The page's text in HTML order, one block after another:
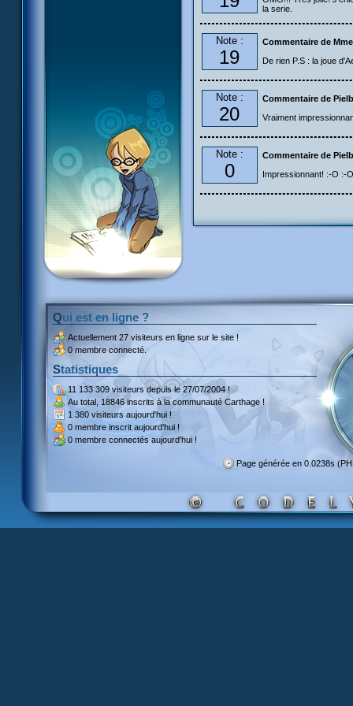
la serie.
Note :
19
Commentaire de
De rien P.S : la joue
Note :
20
Commentaire de
Vraiment
Note :
0
Commentaire de
Impressionnant! :-O :-
Qui est en ligne ?
Actuellement 27 visiteurs en ligne sur le site !
0 membre connecté.
Statistiques
11 133 309 visiteursdepuis le 27/07/2004 !
Au total, 18846 inscritsà la communauté Carthage !
1 380 visiteurs aujourd'hui !
0 membre inscrit aujourd'hui !
0 membre connectés aujourd'hui !
Page générée en 0.0238s